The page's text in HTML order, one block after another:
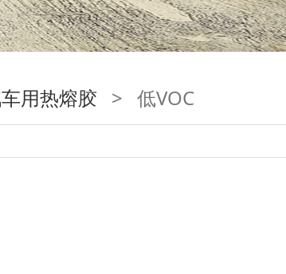
用热熔胶 > 低VOC